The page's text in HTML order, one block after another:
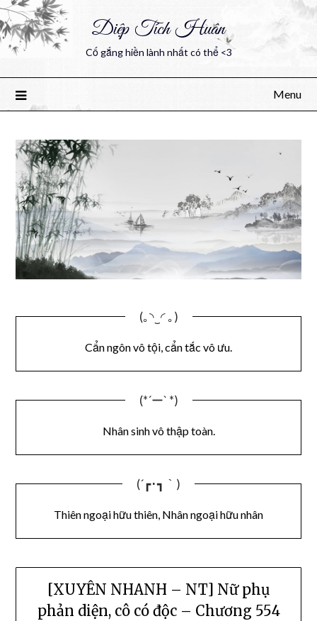
Diệp Tích Huân
Cố gắng hiền lành nhất có thể <3
Menu
(｡◝‿◜ ｡)
Cẩn ngôn vô tội, cẩn tắc vô ưu.
(*´ー` *)
Nhân sinh vô thập toàn.
(´┏･┓｀)
Thiên ngoại hữu thiên, Nhân ngoại hữu nhân
[XUYÊN NHANH – NT] Nữ phụ
phản diện, cô có độc – Chương 554